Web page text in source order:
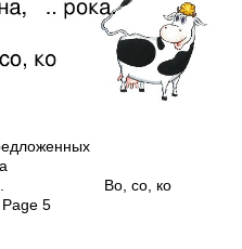
Во, со, ко
5